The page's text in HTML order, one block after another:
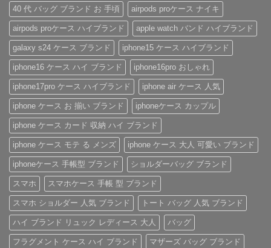
ル
ダ
ー
ス
ト
ラ
ッ
プ
付
き
ハ
イ
ブ
ラ
ン
ド
iPhone
ケ
ー
ス
の
ご
紹
へ
の
ン・
グ
ッ
チ
風
手
帳
型
iPhone
ケ
ー
ス
の
魅
力
を
徹
底
レ
ビ
ュ
ー！
へ
す
す
め！
性
別
を
問
わ
ず
愛
さ
れ
る
「ル
イ・
ヴ
ィ
ト
ン
iPhone
ケ
ー
ス」
の
感
を、
美
し
く。
憧
れ
ブ
ラ
ン
ド
風
ベ
ル
ト
付
き
iPhone
ケ
ー
ス
へ
の
あ
り
ま
せ
ん
40 代 バッグ ブランド お 手頃 airpods proケース ナイキ
airpods proケース ハイブランド apple watch バンド ハイブランド
galaxy s24 ケース ブランド iphone15 ケース ハイブランド
iphone16 ケース ハイ ブランド iphone16pro おしゃれ
iphone17pro ケース ハイブランド iphone air ケース 人気
iphone ケース お 揃い ブランド iphoneケース カップル
iphone ケース カード 収納 ハイ ブランド
iphone ケース モテ る メンズ iphone ケース 大人 可愛い ブランド
iphoneケース 手帳型 ブランド ショルダーバッグ ブランド
スマホ スマホケース 手帳 型 ブランド
スマホ ショルダー 人気 ブランド トート バッグ 人気 ブランド
ハイ ブランド リュック レディース 大人 バッグ
フラグメント ケース ハイ ブランド マザーズ バッグ ブランド